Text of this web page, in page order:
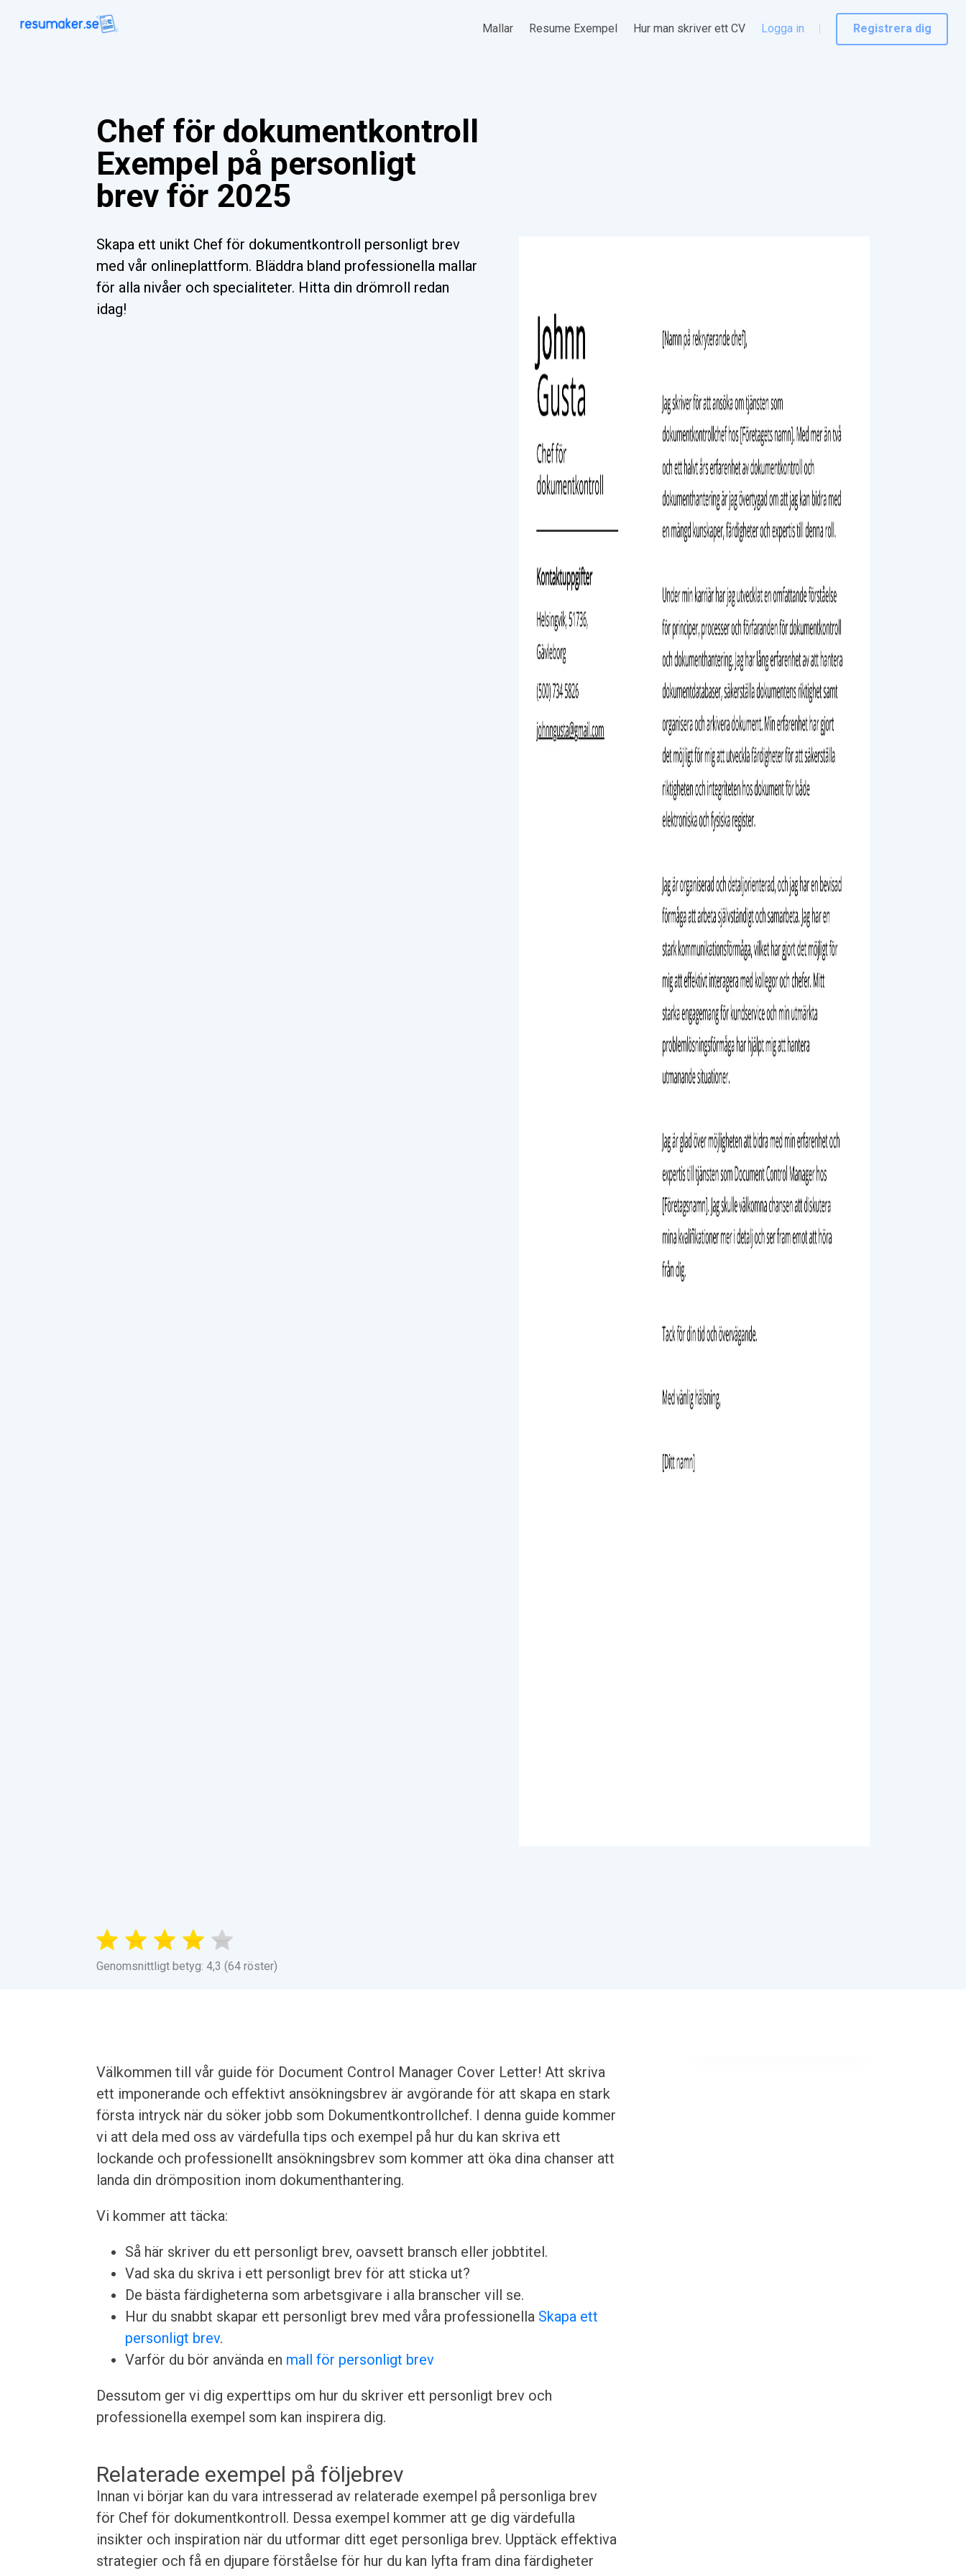
Mallar Resume Exempel Hur man skriver ett CV Logga in Registrera dig
Chef för dokumentkontroll
Exempel på personligt
brev för 2025
Skapa ett unikt Chef för dokumentkontroll personligt brev
med vår onlineplattform. Bläddra bland professionella mallar
för alla nivåer och specialiteter. Hitta din drömroll redan
idag!
Genomsnittligt betyg: 4,3 (64 röster)
Välkommen till vår guide för Document Control Manager Cover Letter! Att skriva
ett imponerande och effektivt ansökningsbrev är avgörande för att skapa en stark
första intryck när du söker jobb som Dokumentkontrollchef. I denna guide kommer
vi att dela med oss av värdefulla tips och exempel på hur du kan skriva ett
lockande och professionellt ansökningsbrev som kommer att öka dina chanser att
landa din drömposition inom dokumenthantering.
Vi kommer att täcka:
Så här skriver du ett personligt brev, oavsett bransch eller jobbtitel.
Vad ska du skriva i ett personligt brev för att sticka ut?
De bästa färdigheterna som arbetsgivare i alla branscher vill se.
Hur du snabbt skapar ett personligt brev med våra professionella Skapa ett
personligt brev.
Varför du bör använda en mall för personligt brev
Dessutom ger vi dig experttips om hur du skriver ett personligt brev och
professionella exempel som kan inspirera dig.
Relaterade exempel på följebrev
Innan vi börjar kan du vara intresserad av relaterade exempel på personliga brev
för Chef för dokumentkontroll. Dessa exempel kommer att ge dig värdefulla
insikter och inspiration när du utformar ditt eget personliga brev. Upptäck effektiva
strategier och få en djupare förståelse för hur du kan lyfta fram dina färdigheter